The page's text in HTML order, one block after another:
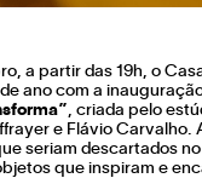
a partir das 19h, o
ano com a
, criada pelo
e Flávio Carvalho.
seriam descartados
que inspiram e